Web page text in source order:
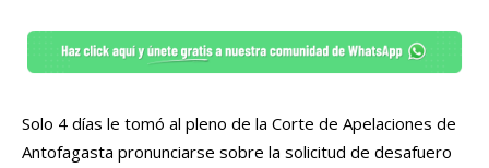
Solo 4 días le tomó al pleno de la Corte de Apelaciones de
Antofagasta pronunciarse sobre la solicitud de desafuero